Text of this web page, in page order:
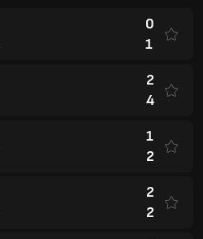
0
1
2
4
1
2
2
2